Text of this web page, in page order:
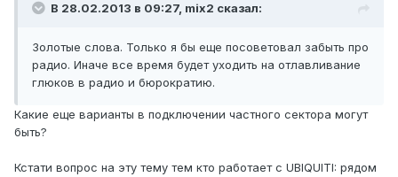
В 28.02.2013 в 09:27, mix2 сказал:
Золотые слова. Только я бы еще посоветовал забыть про
радио. Иначе все время будет уходить на отлавливание
глюков в радио и бюрократию.
Какие еще варианты в подключении частного сектора могут
быть?
Кстати вопрос на эту тему тем кто работает с UBIQUITI: рядом